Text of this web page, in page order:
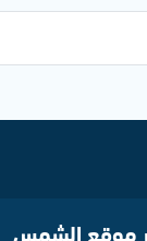
موقع الشمس